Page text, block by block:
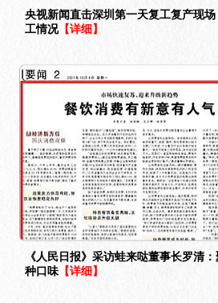
央视新闻直击深圳第一天复工复产现
工情况【详细】
《人民日报》采访蛙来哒董事长罗清
种口味 【详细】